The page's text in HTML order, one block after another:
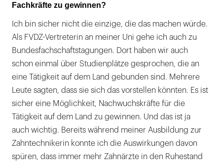
Fachkräfte zu gewinnen?
Ich bin sicher nicht die einzige, die das machen würde.
Als FVDZ-Vertreterin an meiner Uni gehe ich auch zu
Bundesfachschaftstagungen. Dort haben wir auch
schon einmal über Studienplätze gesprochen, die an
eine Tätigkeit auf dem Land gebunden sind. Mehrere
Leute sagten, dass sie sich das vorstellen könnten. Es ist
sicher eine Möglichkeit, Nachwuchskräfte für die
Tätigkeit auf dem Land zu gewinnen. Und das ist ja
auch wichtig. Bereits während meiner Ausbildung zur
Zahntechnikerin konnte ich die Auswirkungen davon
spüren, dass immer mehr Zahnärzte in den Ruhestand